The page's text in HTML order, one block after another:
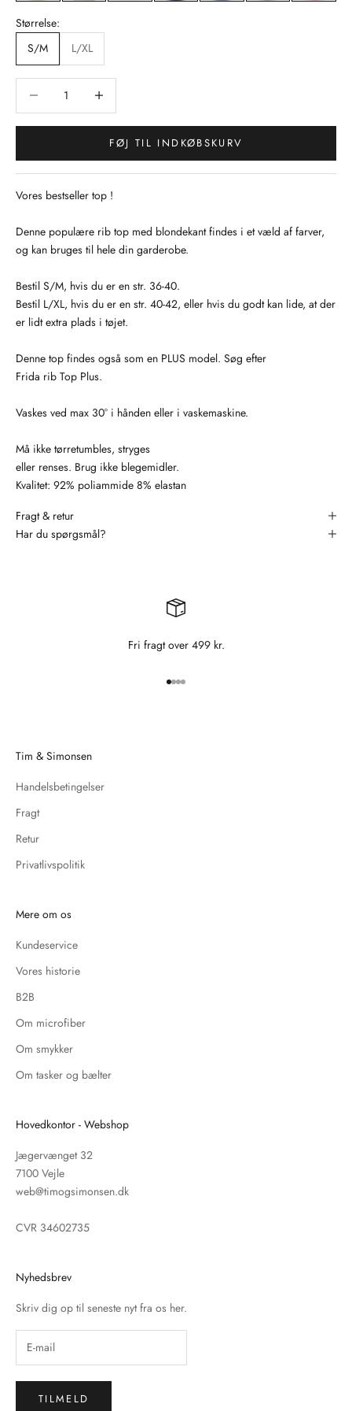
Størrelse:
S/M
L/XL
FØJ TIL INDKØBSKURV
Vores bestseller top !
Denne populære rib top med blondekant findes i et væld af farver,
og kan bruges til hele din garderobe.
Bestil S/M, hvis du er en str. 36-40.
Bestil L/XL, hvis du er en str. 40-42, eller hvis du godt kan lide, at der
er lidt extra plads i tøjet.
Denne top findes også som en PLUS model. Søg efter
Frida rib Top Plus.
Vaskes ved max 30° i hånden eller i vaskemaskine.
Må ikke tørretumbles, stryges
eller renses. Brug ikke blegemidler.
Kvalitet: 92% poliammide 8% elastan
Fragt & retur
Har du spørgsmål?
Fri fragt over 499 kr.
Gå til element 1
Gå til element 2
Gå til element 3
Gå til element 4
Tim & Simonsen
Handelsbetingelser
Fragt
Retur
Privatlivspolitik
Mere om os
Kundeservice
Vores historie
B2B
Om microfiber
Om smykker
Om tasker og bælter
Hovedkontor - Webshop
Jægervænget 32
7100 Vejle
web@timogsimonsen.dk
CVR 34602735
Nyhedsbrev
Skriv dig op til seneste nyt fra os her.
TILMELD